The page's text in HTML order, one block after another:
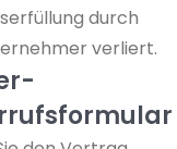
durch
verliert.